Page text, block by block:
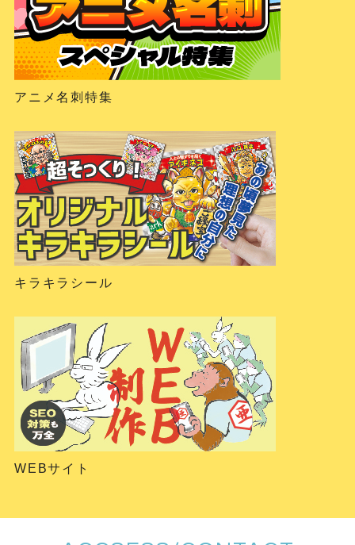
アニメ名刺特集
キラキラシール
WEBサイト